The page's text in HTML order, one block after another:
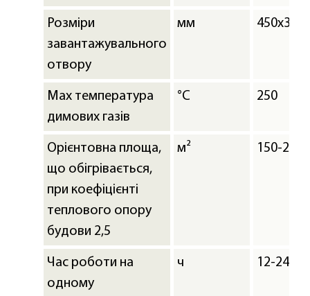
Розміри
завантажувального
отвору
мм 450х300
Мах температура
димових газів
°C 250
Орієнтовна площа,
що обігрівається,
при коефіцієнті
теплового опору
будови 2,5
м² 150-200
Час роботи на
одному
ч 12-24